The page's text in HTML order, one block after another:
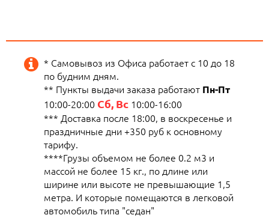
* Самовывоз из Офиса работает с 10 до 18
по будним дням.
** Пункты выдачи заказа работают Пн-Пт
10:00-20:00 Сб, Вс 10:00-16:00
*** Доставка после 18:00, в воскресенье и
праздничные дни +350 руб к основному
тарифу.
****Грузы объемом не более 0.2 м3 и
массой не более 15 кг., по длине или
ширине или высоте не превышающие 1,5
метра. И которые помещаются в легковой
автомобиль типа "седан"